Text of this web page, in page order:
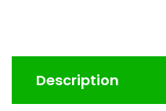
Description